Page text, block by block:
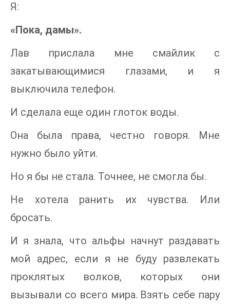
Я:
«Пока, дамы».
Лав прислала мне смайлик с
закатывающимися глазами, и я
выключила телефон.
И сделала еще один глоток воды.
Она была права, честно говоря. Мне
нужно было уйти.
Но я бы не стала. Точнее, не смогла бы.
Не хотела ранить их чувства. Или
бросать.
И я знала, что альфы начнут раздавать
мой адрес, если я не буду развлекать
проклятых волков, которых они
вызывали со всего мира. Взять себе пару